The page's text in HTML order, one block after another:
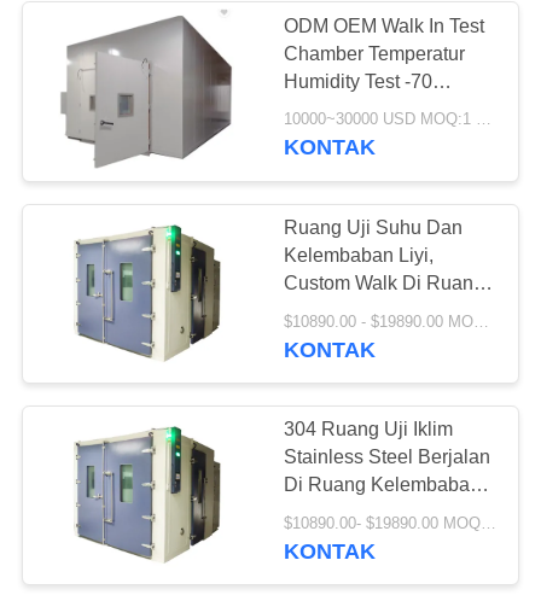
ODM OEM Walk In Test
Chamber Temperatur
Humidity Test -70
Sampai 150C
10000~30000 USD MOQ:1 set
KONTAK
Ruang Uji Suhu Dan
Kelembaban Liyi,
Custom Walk Di Ruang
Lingkungan
KONTAK
304 Ruang Uji Iklim
Stainless Steel Berjalan
Di Ruang Kelembaban
Suhu
KONTAK